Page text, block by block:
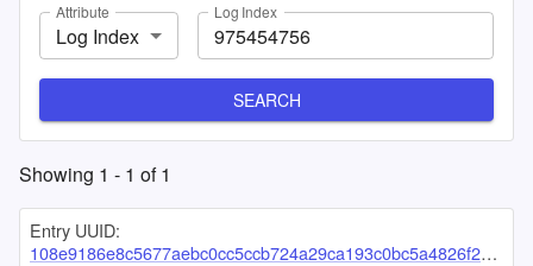
Attribute
Log Index
Log Index
SEARCH
Showing 1 - 1 of1
Entry UUID:
108e9186e8c5677aebc0cc5ccb724a29ca193c0bc5a4826f2d115392f1f3e6a5817c3a52b0634ea8